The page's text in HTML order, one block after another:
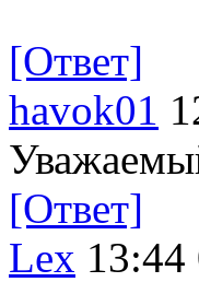
[Ответ]
havok01
[Ответ]
Lex 13:44